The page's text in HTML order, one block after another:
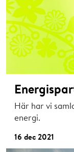
Här har vi
energi.
16 dec 2021